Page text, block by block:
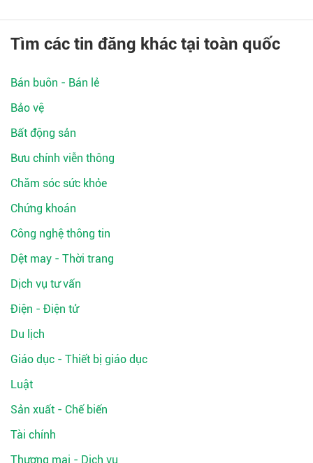
Tìm các tin đăng khác tại toàn quốc
Bán buôn - Bán lẻ
Bảo vệ
Bất động sản
Bưu chính viễn thông
Chăm sóc sức khỏe
Chứng khoán
Công nghệ thông tin
Dệt may - Thời trang
Dịch vụ tư vấn
Điện - Điện tử
Du lịch
Giáo dục - Thiết bị giáo dục
Luật
Sản xuất - Chế biến
Tài chính
Thương mại - Dịch vụ